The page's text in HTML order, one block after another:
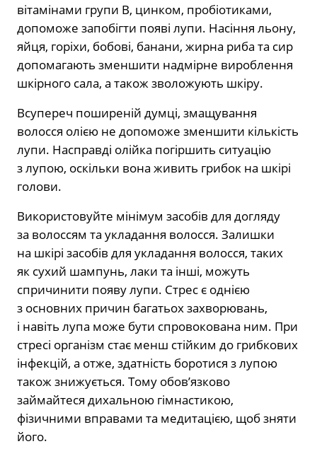
вітамінами групи В, цинком, пробіотиками,
допоможе запобігти появі лупи. Насіння льону,
яйця, горіхи, бобові, банани, жирна риба та сир
допомагають зменшити надмірне вироблення
шкірного сала, а також зволожують шкіру.
Всупереч поширеній думці, змащування
волосся олією не допоможе зменшити кількість
лупи. Насправді олійка погіршить ситуацію
з лупою, оскільки вона живить грибок на шкірі
голови.
Використовуйте мінімум засобів для догляду
за волоссям та укладання волосся. Залишки
на шкірі засобів для укладання волосся, таких
як сухий шампунь, лаки та інші, можуть
спричинити появу лупи. Стрес є однією
з основних причин багатьох захворювань,
і навіть лупа може бути спровокована ним. При
стресі організм стає менш стійким до грибкових
інфекцій, а отже, здатність боротися з лупою
також знижується. Тому обов’язково
займайтеся дихальною гімнастикою,
фізичними вправами та медитацією, щоб зняти
його.